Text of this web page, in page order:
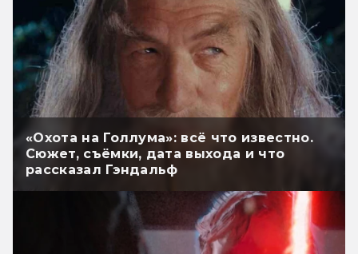
«Охота на Голлума»: всё что известно.
Сюжет, съёмки, дата выхода и что
рассказал Гэндальф